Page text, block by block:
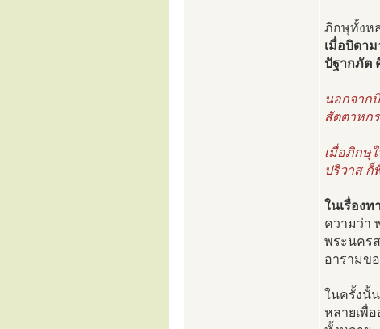
ภิกษุทั้งห
เมื่อบิดา
ปัฐากภัต
นอกจาก
สัตตาหก
เมื่อภิกษุ
ปริวาส ก็
ในเรื่อง
ความว่า
พระนคร
อารามข
ในครั้งนั้
หลายเพื่